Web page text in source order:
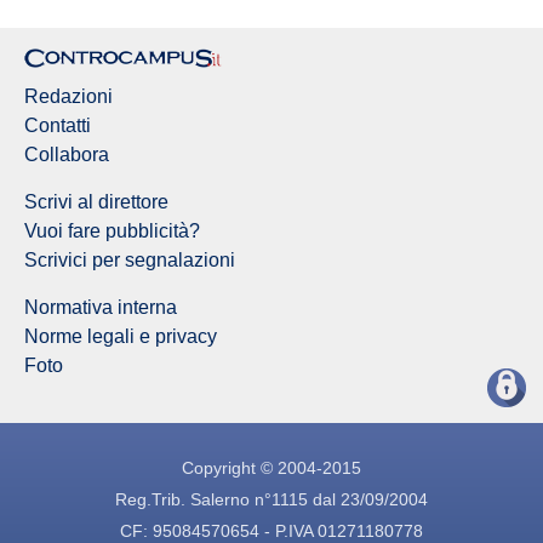
Redazioni
Contatti
Collabora
Scrivi al direttore
Vuoi fare pubblicità?
Scrivici per segnalazioni
Normativa interna
Norme legali e privacy
Foto
Copyright © 2004-2015
Reg.Trib. Salerno n°1115 dal 23/09/2004
CF: 95084570654 - P.IVA 01271180778